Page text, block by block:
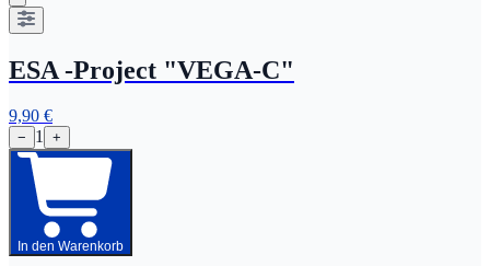
ESA -Project "VEGA-C"
9,90 €
− 1 +
In den Warenkorb